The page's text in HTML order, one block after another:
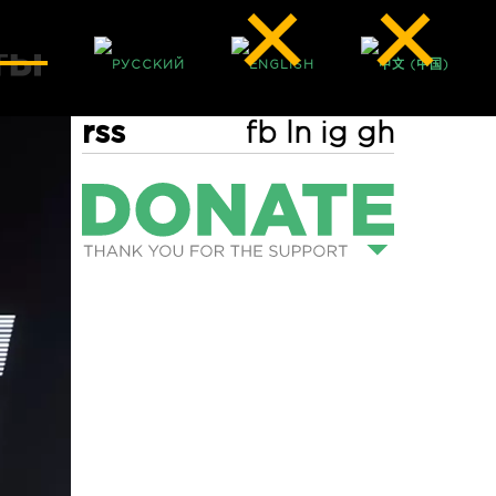
rss fb ln ig gh